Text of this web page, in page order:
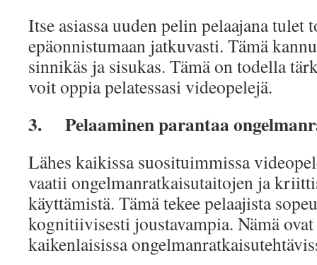
Itse asiassa uuden pelin pelaajana tulet
epäonnistumaan jatkuvasti. Tämä
sinnikäs ja sisukas. Tämä on todella
voit oppia pelatessasi videopelejä.
3. Pelaaminen parantaa
Lähes kaikissa suosituimmissa
vaatii ongelmanratkaisutaitojen ja
käyttämistä. Tämä tekee pelaajista
kognitiivisesti joustavampia. Nämä
kaikenlaisissa